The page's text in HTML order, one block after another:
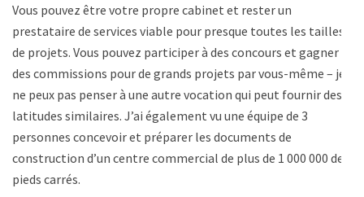
Vous pouvez être votre propre cabinet et rester un
prestataire de services viable pour presque toutes les tailles
de projets. Vous pouvez participer à des concours et gagner
des commissions pour de grands projets par vous-même – je
ne peux pas penser à une autre vocation qui peut fournir des
latitudes similaires. J’ai également vu une équipe de 3
personnes concevoir et préparer les documents de
construction d’un centre commercial de plus de 1 000 000 de
pieds carrés.